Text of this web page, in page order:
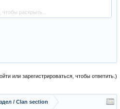
дуэль с каждым.
раскрыть...
или зарегистрироваться, чтобы ответить.)
/ Сlan section